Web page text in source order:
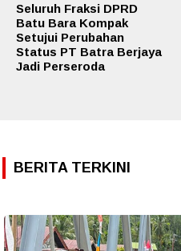
Seluruh Fraksi DPRD
Batu Bara Kompak
Setujui Perubahan
Status PT Batra Berjaya
Jadi Perseroda
BERITA TERKINI